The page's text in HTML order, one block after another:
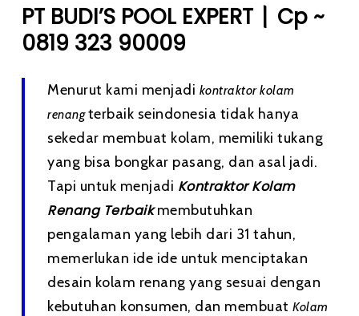
PT BUDI’S POOL EXPERT| Cp ~
0819 323 90009
Menurut kami menjadi kontraktor kolam
renangterbaik seindonesia tidak hanya
sekedar membuat kolam, memiliki tukang
yang bisa bongkar pasang, dan asal jadi.
Tapi untuk menjadi Kontraktor Kolam
Renang Terbaikmembutuhkan
pengalaman yang lebih dari 31 tahun,
memerlukan ide ide untuk menciptakan
desain kolam renang yang sesuai dengan
kebutuhan konsumen, dan membuatKolam